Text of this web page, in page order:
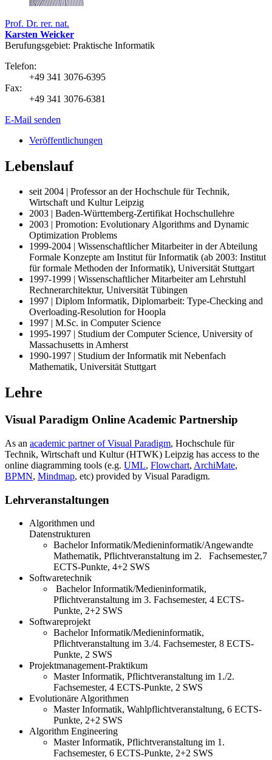
Prof. Dr. rer. nat.
Karsten Weicker
Berufungsgebiet: Praktische Informatik
Telefon:
+49 341 3076-6395
Fax:
+49 341 3076-6381
E-Mail senden
Veröffentlichungen
Lebenslauf
seit 2004 | Professor an der Hochschule für Technik,
Wirtschaft und Kultur Leipzig
2003 | Baden-Württemberg-Zertifikat Hochschullehre
2003 | Promotion: Evolutionary Algorithms and Dynamic
Optimization Problems
1999-2004 | Wissenschaftlicher Mitarbeiter in der Abteilung
Formale Konzepte am Institut für Informatik (ab 2003: Institut
für formale Methoden der Informatik), Universität Stuttgart
1997-1999 | Wissenschaftlicher Mitarbeiter am Lehrstuhl
Rechnerarchitektur, Universität Tübingen
1997 | Diplom Informatik, Diplomarbeit: Type-Checking and
Overloading-Resolution for Hoopla
1997 | M.Sc. in Computer Science
1995-1997 | Studium der Computer Science, University of
Massachusetts in Amherst
1990-1997 | Studium der Informatik mit Nebenfach
Mathematik, Universität Stuttgart
Lehre
Visual Paradigm Online Academic Partnership
As an academic partner of Visual Paradigm, Hochschule für
Technik, Wirtschaft und Kultur (HTWK) Leipzig has access to the
online diagramming tools (e.g. UML, Flowchart, ArchiMate,
BPMN, Mindmap, etc) provided by Visual Paradigm.
Lehrveranstaltungen
Algorithmen und
Bachelor Informatik/Medieninformatik/Angewandte
Mathematik, Pflichtveranstaltung im 2. Fachsemester,7
ECTS-Punkte, 4+2 SWS
Softwaretechnik
Bachelor Informatik/Medieninformatik,
Pflichtveranstaltung im 3. Fachsemester, 4 ECTS-
Punkte, 2+2 SWS
Softwareprojekt
Bachelor Informatik/Medieninformatik,
Pflichtveranstaltung im 3./4. Fachsemester, 8 ECTS-
Punkte, 2 SWS
Projektmanagement-Praktikum
Master Informatik, Pflichtveranstaltung im 1./2.
Fachsemester, 4 ECTS-Punkte, 2 SWS
Evolutionäre Algorithmen
Master Informatik, Wahlpflichtveranstaltung, 6 ECTS-
Punkte, 2+2 SWS
Algorithm Engineering
Master Informatik, Pflichtveranstaltung im 1.
Fachsemester, 6 ECTS-Punkte, 2+2 SWS